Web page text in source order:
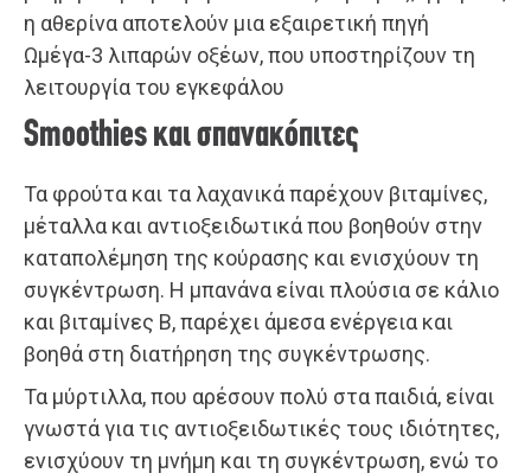
η αθερίνα αποτελούν μια εξαιρετική πηγή
Ωμέγα-3 λιπαρών οξέων, που υποστηρίζουν τη
λειτουργία του εγκεφάλου
Smoothies και σπανακόπιτες
Τα φρούτα και τα λαχανικά παρέχουν βιταμίνες,
μέταλλα και αντιοξειδωτικά που βοηθούν στην
καταπολέμηση της κούρασης και ενισχύουν τη
συγκέντρωση. Η μπανάνα είναι πλούσια σε κάλιο
και βιταμίνες Β, παρέχει άμεσα ενέργεια και
βοηθά στη διατήρηση της συγκέντρωσης.
Τα μύρτιλλα, που αρέσουν πολύ στα παιδιά, είναι
γνωστά για τις αντιοξειδωτικές τους ιδιότητες,
ενισχύουν τη μνήμη και τη συγκέντρωση, ενώ το